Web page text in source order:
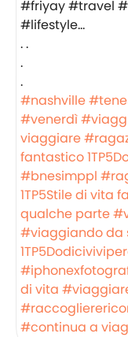
. .
.
.
#nashville
#venerdì
viaggiare
fantastico
#bnesimppl
1TP5Stile di vita
qualche parte
#viaggiando da
di vita
#continua a